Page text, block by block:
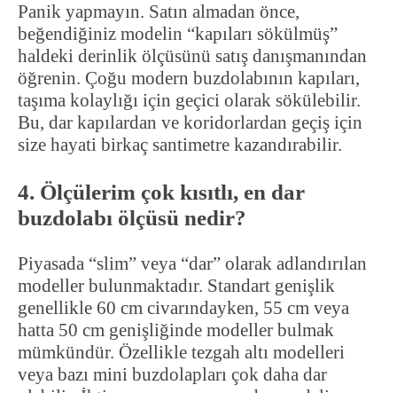
Panik yapmayın. Satın almadan önce,
beğendiğiniz modelin “kapıları sökülmüş”
haldeki derinlik ölçüsünü satış danışmanından
öğrenin. Çoğu modern buzdolabının kapıları,
taşıma kolaylığı için geçici olarak sökülebilir.
Bu, dar kapılardan ve koridorlardan geçiş için
size hayati birkaç santimetre kazandırabilir.
4. Ölçülerim çok kısıtlı, en dar
buzdolabı ölçüsü nedir?
Piyasada “slim” veya “dar” olarak adlandırılan
modeller bulunmaktadır. Standart genişlik
genellikle 60 cm civarındayken, 55 cm veya
hatta 50 cm genişliğinde modeller bulmak
mümkündür. Özellikle tezgah altı modelleri
veya bazı mini buzdolapları çok daha dar